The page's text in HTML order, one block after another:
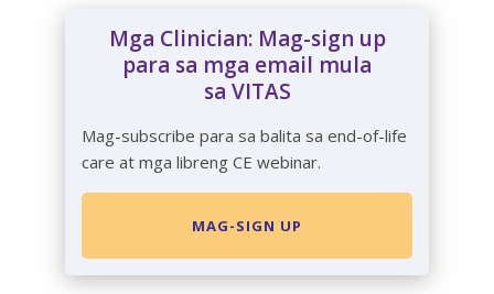
Mga Clinician: Mag-sign up
para sa mga email mula
sa VITAS
Mag-subscribe para sa balita sa end-of-life
care at mga libreng CE webinar.
MAG-SIGN UP